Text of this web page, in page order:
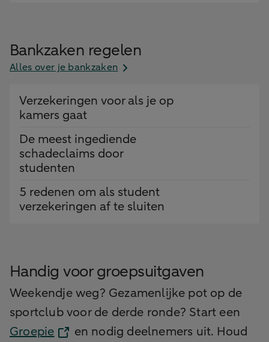
Bankzaken regelen
Alles over je bankzaken
Verzekeringen voor als je op
kamers gaat
De meest ingediende
schadeclaims door
studenten
5 redenen om als student
verzekeringen af te sluiten
Handig voor groepsuitgaven
Weekendje weg? Gezamenlijke pot op de
sportclub voor de derde ronde? Start een
Groepie
en nodig deelnemers uit. Houd